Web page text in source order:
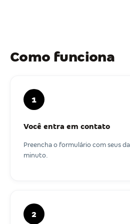
Como funciona
1
Você entra em contato
Preencha o formulário com seus
minuto.
2